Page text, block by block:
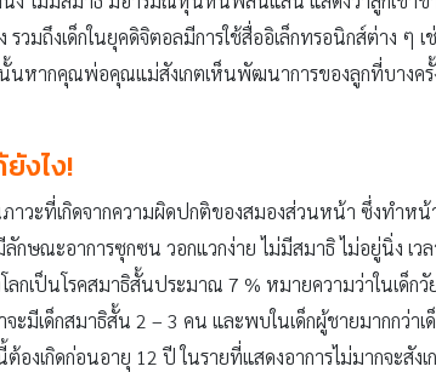
มถึงเด็กในยุคดิจิตอลมีการใช้สื่ออิเล็กทรอนิกส์ต่าง ๆ เ
นหากคุณพ่อคุณแม่สังเกตเห็นพัฒนาการของลูกที่บางครั้
งไง!
าวะที่เกิดจากความผิดปกติของสมองส่วนหน้า ซึ่งทำหน้
กษณะอาการซุกซน วอกแวกง่าย ไม่มีสมาธิ ไม่อยู่นิ่ง เว
ลกเป็นโรคสมาธิสั้นประมาณ 7 % หมายความว่าในเด็กวั
มีเด็กสมาธิสั้น 2 – 3 คน และพบในเด็กผู้ชายมากกว่าเ
งเกิดก่อนอายุ 12 ปี ในรายที่แสดงอาการไม่มากจะสังเ